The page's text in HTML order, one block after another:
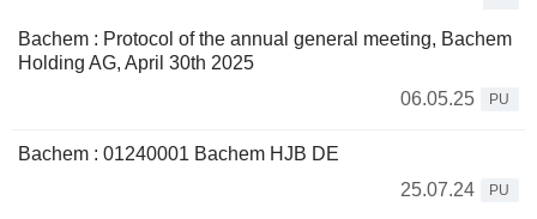
Bachem : Protocol of the annual general meeting, Bachem
Holding AG, April 30th 2025
06.05.25
PU
Bachem : 01240001 Bachem HJB DE
25.07.24
PU